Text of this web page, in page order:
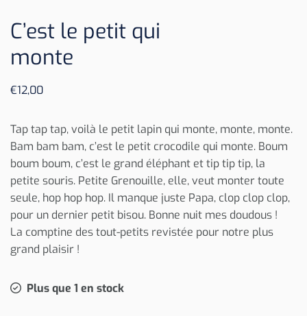
C’est le petit qui
monte
€12,00
Tap tap tap, voilà le petit lapin qui monte, monte, monte.
Bam bam bam, c’est le petit crocodile qui monte. Boum
boum boum, c’est le grand éléphant et tip tip tip, la
petite souris. Petite Grenouille, elle, veut monter toute
seule, hop hop hop. Il manque juste Papa, clop clop clop,
pour un dernier petit bisou. Bonne nuit mes doudous !
La comptine des tout-petits revistée pour notre plus
grand plaisir !
Plus que 1 en stock